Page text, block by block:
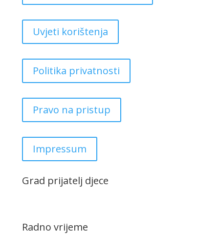
Uvjeti korištenja
Politika privatnosti
Pravo na pristup
Impressum
Grad prijatelj djece
Radno vrijeme